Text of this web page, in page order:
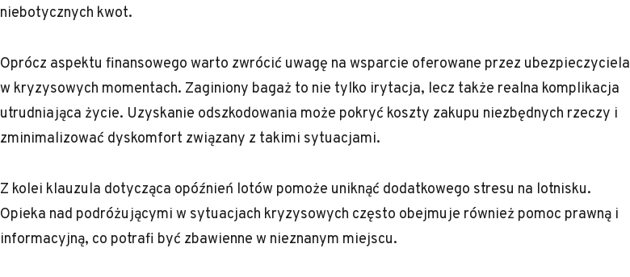
niebotycznych kwot.
Oprócz aspektu finansowego warto zwrócić uwagę na wsparcie oferowane przez ubezpieczyciela
w kryzysowych momentach. Zaginiony bagaż to nie tylko irytacja, lecz także realna komplikacja
utrudniająca życie. Uzyskanie odszkodowania może pokryć koszty zakupu niezbędnych rzeczy i
zminimalizować dyskomfort związany z takimi sytuacjami.
Z kolei klauzula dotycząca opóźnień lotów pomoże uniknąć dodatkowego stresu na lotnisku.
Opieka nad podróżującymi w sytuacjach kryzysowych często obejmuje również pomoc prawną i
informacyjną, co potrafi być zbawienne w nieznanym miejscu.